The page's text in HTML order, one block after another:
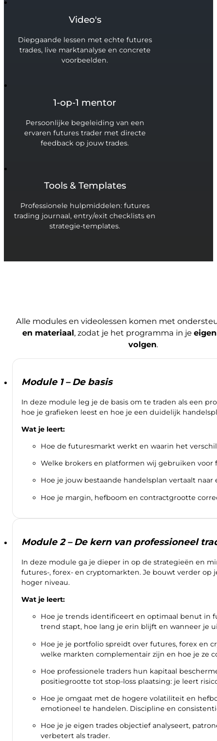
Video's
Diepgaande lessen met echte futures
trades, live marktanalyse en concrete
voorbeelden.
1-op-1 mentor
Persoonlijke begeleiding van een
ervaren futures trader met directe
feedback op jouw trades.
Tools & Templates
Professionele hulpmiddelen: futures
trading journaal, entry/exit checklists en
strategie-templates.
Alle modules en videolessen komen met
en materiaal, zodat je het programma in je
volgen.
Module 1 – De basis
In deze module leg je de basis om te traden als een
hoe je grafieken leest en hoe je een duidelijk
Wat je leert:
Hoe de futuresmarkt werkt en waarin het
Welke brokers en platformen wij gebruiken voor
Hoe je jouw bestaande handelsplan vertaalt
Hoe je margin, hefboom en contractgrootte
Module 2 – De kern van professioneel
In deze module ga je dieper in op de strategieën en
futures-, forex- en cryptomarkten. Je bouwt verder op
hoger niveau.
Wat je leert:
Hoe je trends identificeert en optimaal benut in
trend stapt, hoe lang je erin blijft en wanneer je
Hoe je je portfolio spreidt over futures, forex en
welke markten complementair zijn en hoe je ze
Hoe professionele traders hun kapitaal
positiegrootte tot stop-loss plaatsing: je leert
Hoe je omgaat met de hogere volatiliteit en
emotioneel te handelen. Discipline en
Hoe je je eigen trades objectief analyseert,
verbetert als trader.